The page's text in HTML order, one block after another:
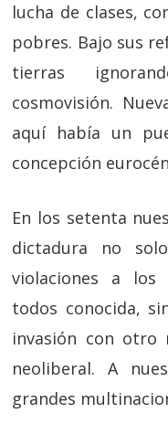
lucha de clases,
pobres. Bajo sus
tierras
cosmovisión.
aquí había un
concepción
En los setenta
dictadura no
violaciones a los
todos conocida,
invasión con otro
neoliberal. A
grandes